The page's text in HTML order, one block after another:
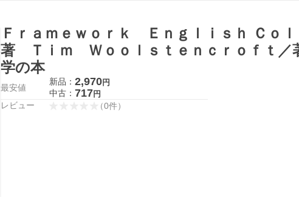
Ｆｒａｍｅｗｏｒｋ Ｅｎｇｌｉｓｈ Ｃｏ
著 Ｔｉｍ Ｗｏｏｌｓｔｅｎｃｒｏｆｔ／
学の本
最安値
新品： 2,970円
中古： 717円
レビュー （0件）